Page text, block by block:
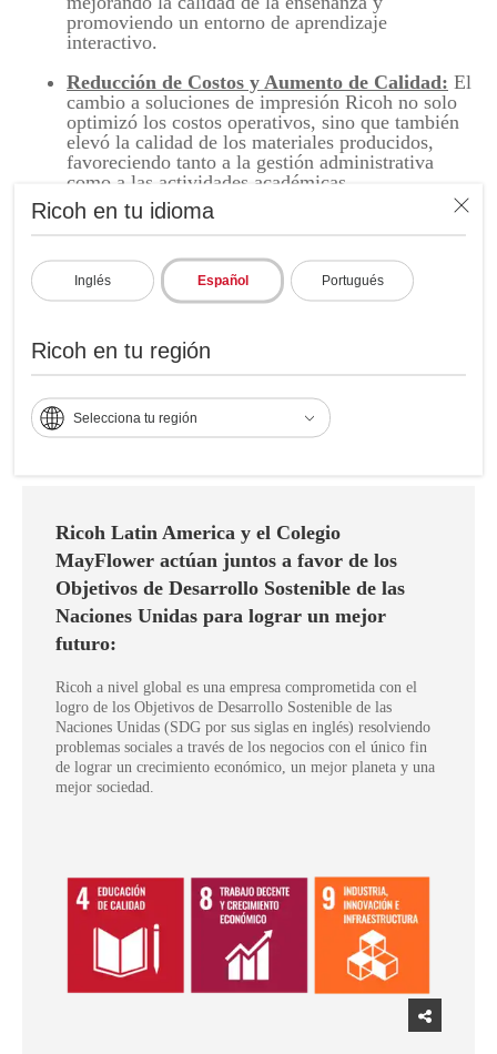
Ricoh en tu idioma
Inglés Español Portugués
Ricoh en tu región
Selecciona tu región
promoviendo un entorno de aprendizaje
interactivo.
Reducción de Costos y Aumento de Calidad: El
cambio a soluciones de impresión Ricoh no solo
optimizó los costos operativos, sino que también
elevó la calidad de los materiales producidos,
favoreciendo tanto a la gestión administrativa
como a las actividades académicas.
El Colegio MayFlower continúa beneficiándose de estas mejoras
tecnológicas, posicionándose como una institución de educación a la
vanguardia de la educación innovadora en Chile, gracias a la
colaboración continua con Ricoh y su propuesta de valorRicoh K-12
Education, soluciones y servicios ajustados a las actuales necesidades
Ricoh Latin America y el Colegio
MayFlower actúan juntos a favor de los
Objetivos de Desarrollo Sostenible de las
Naciones Unidas para lograr un mejor
futuro:
Ricoh a nivel global es una empresa comprometida con el
logro de los Objetivos de Desarrollo Sostenible de las
Naciones Unidas (SDG por sus siglas en inglés) resolviendo
problemas sociales a través de los negocios con el único fin
de lograr un crecimiento económico, un mejor planeta y una
mejor sociedad.